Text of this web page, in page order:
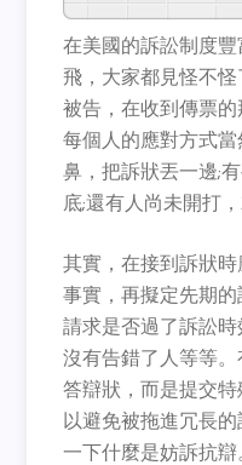
在美國的訴訟制度
飛，大家都見怪不
被告，在收到傳票的
每個人的應對方式
鼻，把訴狀丟一邊;
底;還有人尚未開打
其實，在接到訴狀
事實，再擬定先期
請求是否過了訴訟
沒有告錯了人等等
答辯狀，而是提交特
以避免被拖進冗長
一下什麼是妨訴抗辯